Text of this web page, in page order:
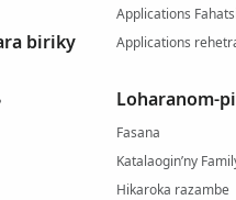
biriky
Applications
Applications
Loharanom-
Fasana
Katalaogin’ny
Hikaroka razambe